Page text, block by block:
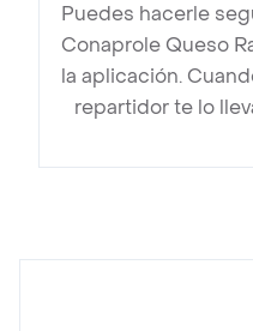
Puedes hacerle
Conaprole Queso
la aplicación.
repartidor te lo